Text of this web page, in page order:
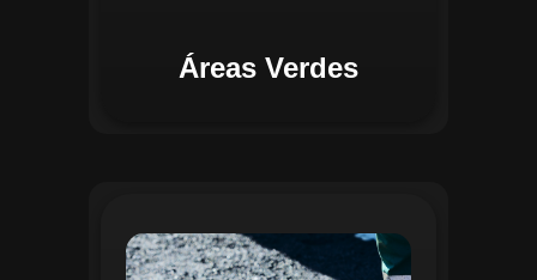
Áreas Verdes
Na Gestão de Pavimentação, o Regente
oferece ferramentas para mapear, avaliar
e monitorar a infraestrutura viária. O